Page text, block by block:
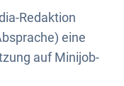
Redaktion
eine
auf Minijob-